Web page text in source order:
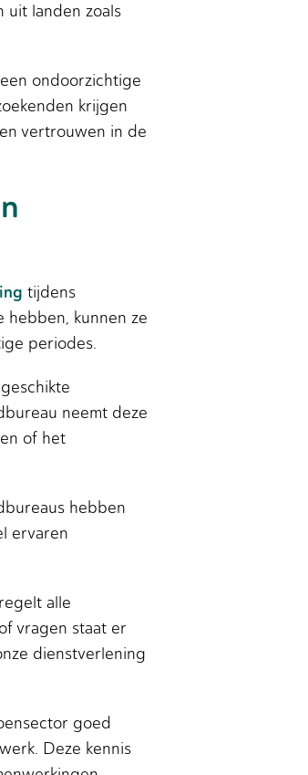
uit landen zoals
ondoorzichtige
krijgen
vertrouwen in de
tijdens
hebben, kunnen ze
periodes.
neemt deze
of het
hebben
ervaren
alle
vragen staat er
dienstverlening
goed
Deze kennis